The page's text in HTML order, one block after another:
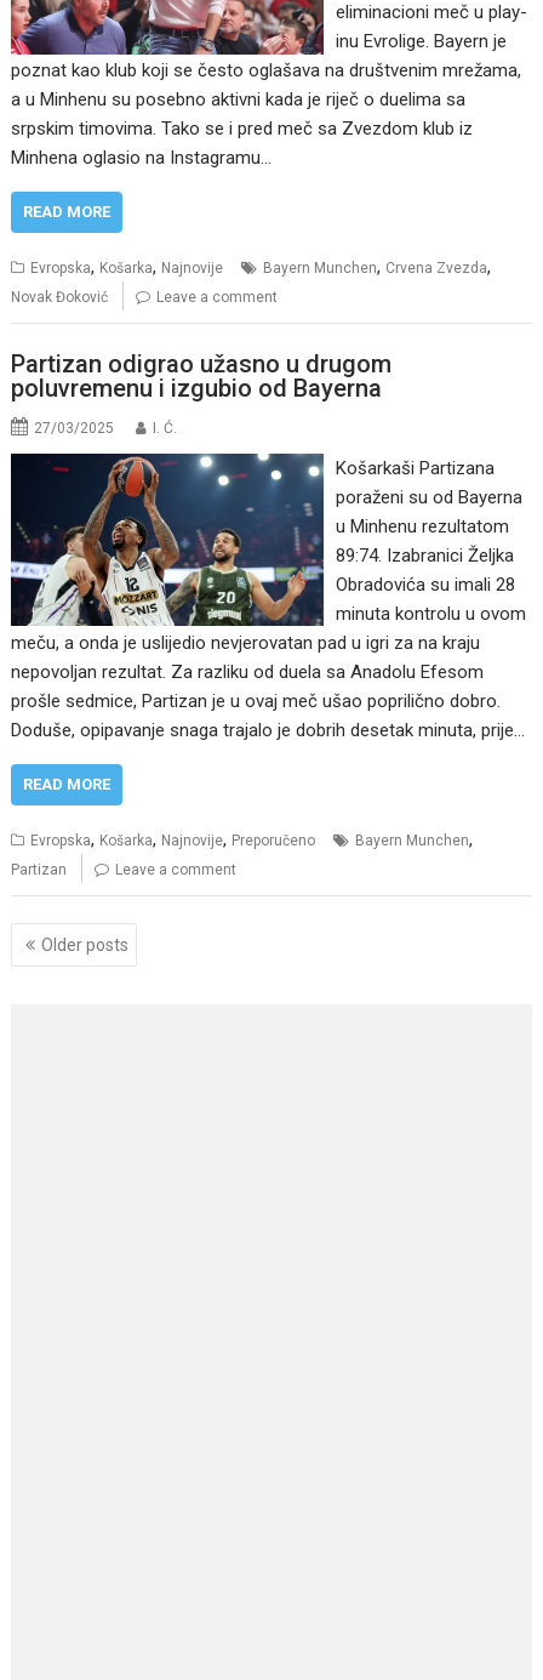
eliminacioni meč u play-
inu Evrolige. Bayern je
poznat kao klub koji se često oglašava na društvenim mrežama,
a u Minhenu su posebno aktivni kada je riječ o duelima sa
srpskim timovima. Tako se i pred meč sa Zvezdom klub iz
Minhena oglasio na Instagramu…
READ MORE
Evropska, Košarka, Najnovije Bayern Munchen, Crvena Zvezda,
Novak Đoković Leave a comment
Partizan odigrao užasno u drugom
poluvremenu i izgubio od Bayerna
27/03/2025 I. Ć.
Košarkaši Partizana
poraženi su od Bayerna
u Minhenu rezultatom
89:74. Izabranici Željka
Obradovića su imali 28
minuta kontrolu u ovom
meču, a onda je uslijedio nevjerovatan pad u igri za na kraju
nepovoljan rezultat. Za razliku od duela sa Anadolu Efesom
prošle sedmice, Partizan je u ovaj meč ušao poprilično dobro.
Doduše, opipavanje snaga trajalo je dobrih desetak minuta, prije…
READ MORE
Evropska, Košarka, Najnovije, Preporučeno Bayern Munchen,
Partizan Leave a comment
Posts
navigation
Older posts